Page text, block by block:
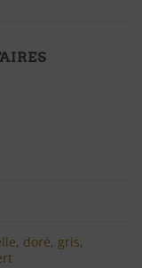
, doré,gris,